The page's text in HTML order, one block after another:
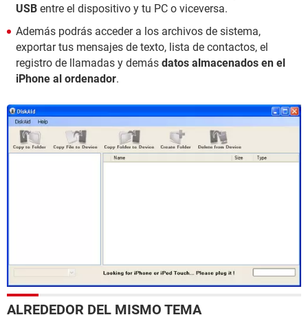
USB entre el dispositivo y tu PC o viceversa.
Además podrás acceder a los archivos de sistema,
exportar tus mensajes de texto, lista de contactos, el
registro de llamadas y demás datos almacenados en el
iPhone al ordenador.
ALREDEDOR DEL MISMO TEMA